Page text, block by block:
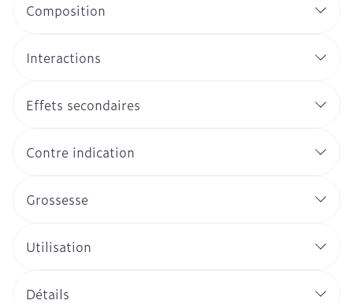
Composition
Interactions
Effets secondaires
Contre indication
Grossesse
Utilisation
Détails